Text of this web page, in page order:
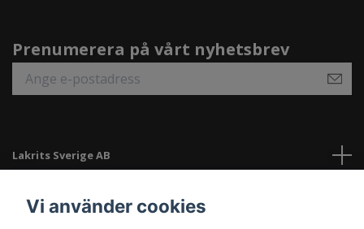
Prenumerera på vårt nyhetsbrev
Lakrits Sverige AB
Länkar
Vi använder cookies